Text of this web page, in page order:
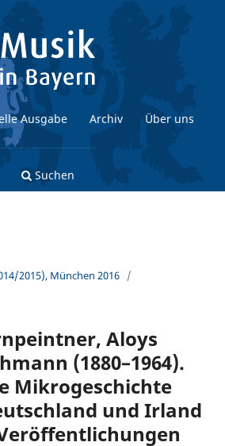
Ausgabe Archiv Über uns
Suchen
2015), München 2016 /
Aloys
(1880–1964).
Mikrogeschichte
und Irland